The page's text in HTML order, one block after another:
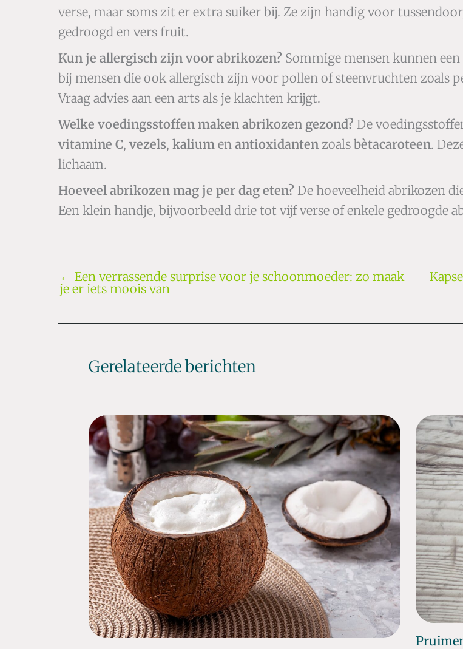
verse, maar soms zit er extra suiker bij. Ze zijn handig voor
gedroogd en vers fruit.
Kun je allergisch zijn voor abrikozen? Sommige mensen kunnen
bij mensen die ook allergisch zijn voor pollen of steenvruchten zoals
Vraag advies aan een arts als je klachten krijgt.
Welke voedingsstoffen maken abrikozen gezond? De
vitamine C, vezels, kalium en antioxidanten zoals bètacaroteen.
lichaam.
Hoeveel abrikozen mag je per dag eten? De hoeveelheid abrikozen
Een klein handje, bijvoorbeeld drie tot vijf verse of enkele gedroogde
← Een verrassende surprise voor je schoonmoeder: zo maak
je er iets moois van
Gerelateerde berichten